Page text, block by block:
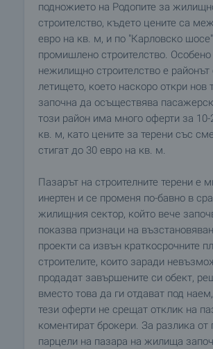
подножието на Родопите за
строителство, където цените са
евро на кв. м, и по "Карловско
промишлено строителство. Особено
нежилищно строителство е районът
летището, което наскоро откри нов
започна да осъществява
този район има много оферти за 10-
кв. м, като цените за терени със
стигат до 30 евро на кв. м.
Пазарът на строителните терени е
инертен и се променя по-бавно в
жилищния сектор, който вече
показва признаци на
проекти са извън краткосрочните
строителите, които заради
продадат завършените си обект,
вместо това да ги отдават под
тези оферти не срещат отклик на
коментират брокери. За разлика от
парцели на пазара на жилища